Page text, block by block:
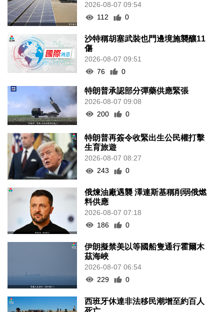
2026-08-07 09:54
112
0
沙特稱胡塞武裝也門邊境施襲釀11
傷
2026-08-07 09:51
76
0
特朗普承認部分彈藥供應緊張
2026-08-07 09:08
200
0
特朗普再簽令收緊出生公民權打擊
生育旅遊
2026-08-07 08:27
243
0
俄煉油廠遇襲 澤連斯基稱削弱俄燃
料供應
2026-08-07 07:18
186
0
伊朗擬禁美以等國船隻通行霍爾木
茲海峽
2026-08-07 06:54
229
0
西班牙休達非法移民潮增至約百人